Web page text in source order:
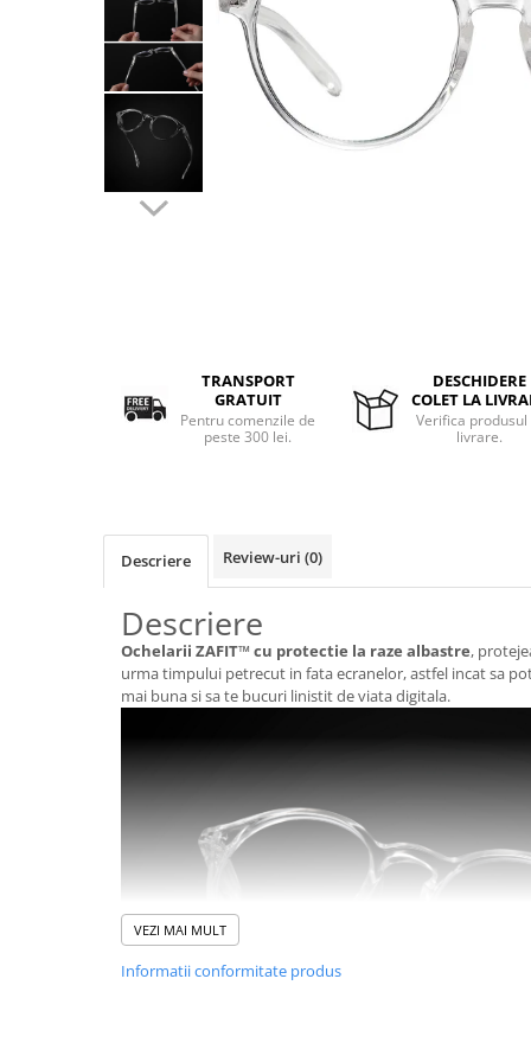
Aparate de vidat
Benzi dublu adezive
Dispozitiv indepartare papiloame
Etajere depozitare
Irigatoare bucale
Capace WC copii & Reductoare WC
Pernute bebe
Scaune de masa bebe
Truse machiaj copii
TRANSPORT
GRATUIT
Pentru comenzile de
peste 300 lei.
DESCHIDERE
COLET LA
Verifica produsul
livrare.
Descriere Review-uri (0)
Descriere
Ochelarii ZAFIT™ cu protectie la raze albastre,
urma timpului petrecut in fata ecranelor, astfel incat sa
mai buna si sa te bucuri linistit de viata digitala.
VEZI MAI MULT
Informatii conformitate produs